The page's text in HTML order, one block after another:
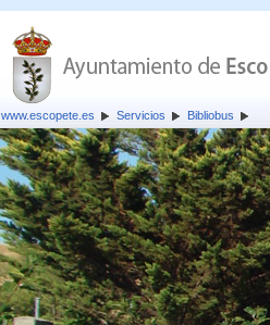
www.escopete.es Servicios Bibliobus